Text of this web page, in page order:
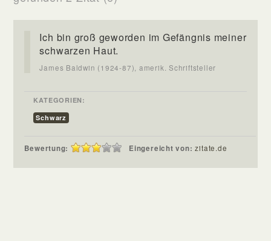
Ich bin groß geworden im Gefängnis meiner
schwarzen Haut.
James Baldwin (1924-87), amerik. Schriftsteller
KATEGORIEN:
Schwarz
Bewertung: Eingereicht von:zitate.de